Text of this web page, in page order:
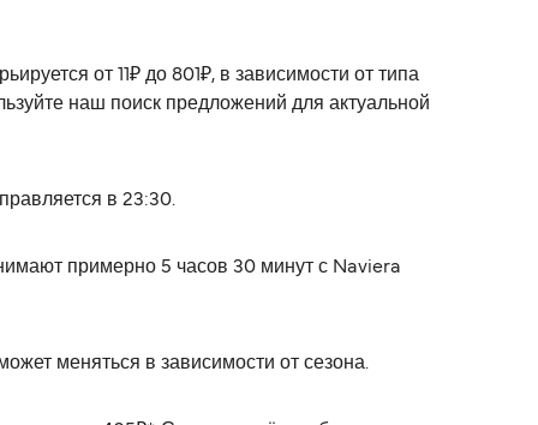
от 11₽ до 801₽, в зависимости от типа
наш поиск предложений для актуальной
в 23:30.
примерно 5 часов 30 минут с Naviera
меняться в зависимости от сезона.